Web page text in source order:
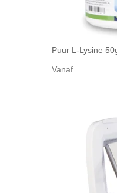
Puur L-Lysine
Vanaf